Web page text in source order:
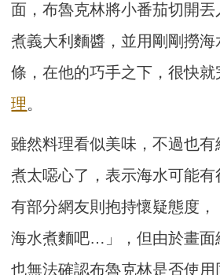
面，布魯克林將小番茄切開
煮義大利麵醬，並用剛剛撈
條，在他的巧手之下，很快
理。
雖然料理看似美味，不過也
煮太噁心了，表示海水可能有
有部分網友則抱持懷疑態度，
海水煮麵吧…」，但由於畫面
也無法確認布魯克林是否使